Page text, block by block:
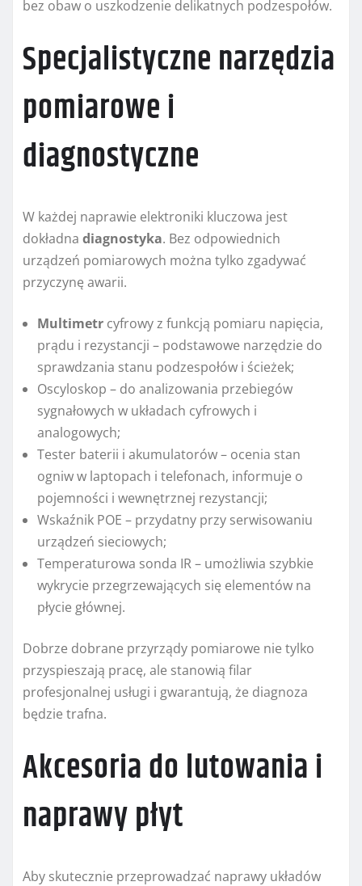
bez obaw o uszkodzenie delikatnych podzespołów.
Specjalistyczne narzędzia
pomiarowe i
diagnostyczne
W każdej naprawie elektroniki kluczowa jest
dokładna diagnostyka. Bez odpowiednich
urządzeń pomiarowych można tylko zgadywać
przyczynę awarii.
Multimetr cyfrowy z funkcją pomiaru napięcia,
prądu i rezystancji – podstawowe narzędzie do
sprawdzania stanu podzespołów i ścieżek;
Oscyloskop – do analizowania przebiegów
sygnałowych w układach cyfrowych i
analogowych;
Tester baterii i akumulatorów – ocenia stan
ogniw w laptopach i telefonach, informuje o
pojemności i wewnętrznej rezystancji;
Wskaźnik POE – przydatny przy serwisowaniu
urządzeń sieciowych;
Temperaturowa sonda IR – umożliwia szybkie
wykrycie przegrzewających się elementów na
płycie głównej.
Dobrze dobrane przyrządy pomiarowe nie tylko
przyspieszają pracę, ale stanowią filar
profesjonalnej usługi i gwarantują, że diagnoza
będzie trafna.
Akcesoria do lutowania i
naprawy płyt
Aby skutecznie przeprowadzać naprawy układów